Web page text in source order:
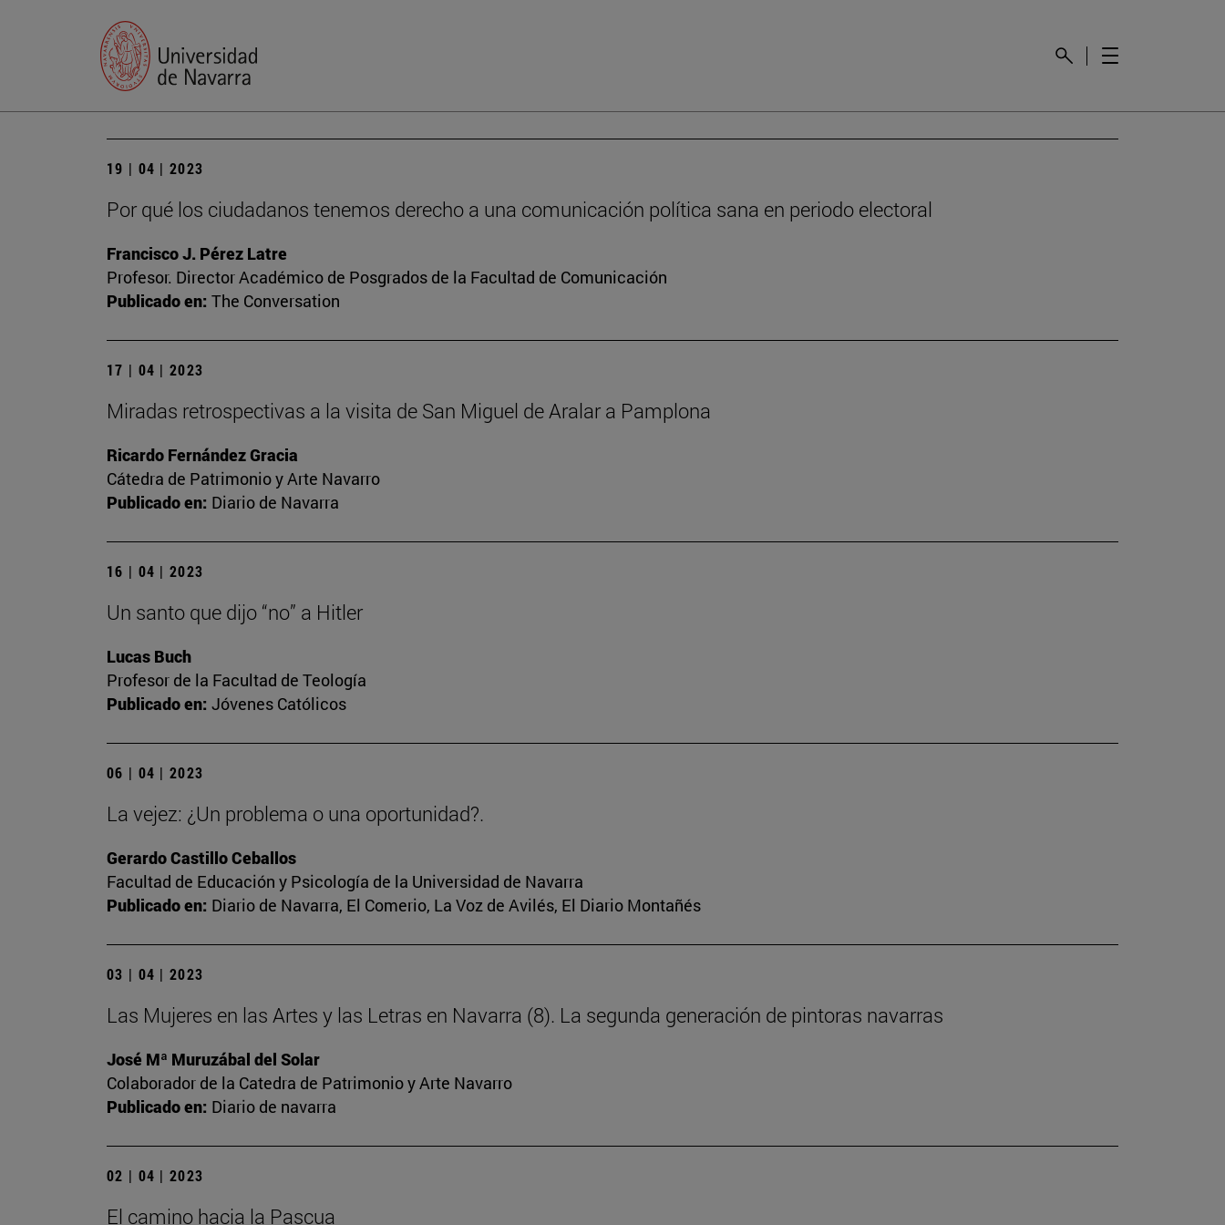
19 | 04 | 2023
Por qué los ciudadanos tenemos derecho a una comunicación política sana en periodo electoral
Francisco J. Pérez Latre
Profesor. Director Académico de Posgrados de la Facultad de Comunicación
Publicado en: The Conversation
17 | 04 | 2023
Miradas retrospectivas a la visita de San Miguel de Aralar a Pamplona
Ricardo Fernández Gracia
Cátedra de Patrimonio y Arte Navarro
Publicado en: Diario de Navarra
16 | 04 | 2023
Un santo que dijo “no” a Hitler
Lucas Buch
Profesor de la Facultad de Teología
Publicado en: Jóvenes Católicos
06 | 04 | 2023
La vejez: ¿Un problema o una oportunidad?.
Gerardo Castillo Ceballos
Facultad de Educación y Psicología de la Universidad de Navarra
Publicado en: Diario de Navarra, El Comerio, La Voz de Avilés, El Diario Montañés
03 | 04 | 2023
Las Mujeres en las Artes y las Letras en Navarra (8). La segunda generación de pintoras navarras
José Mª Muruzábal del Solar
Colaborador de la Catedra de Patrimonio y Arte Navarro
Publicado en: Diario de navarra
02 | 04 | 2023
El camino hacia la Pascua